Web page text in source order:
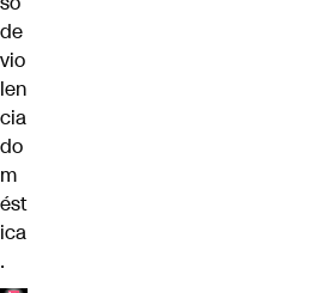
de
vio
len
cia
do
m
ést
ica
.